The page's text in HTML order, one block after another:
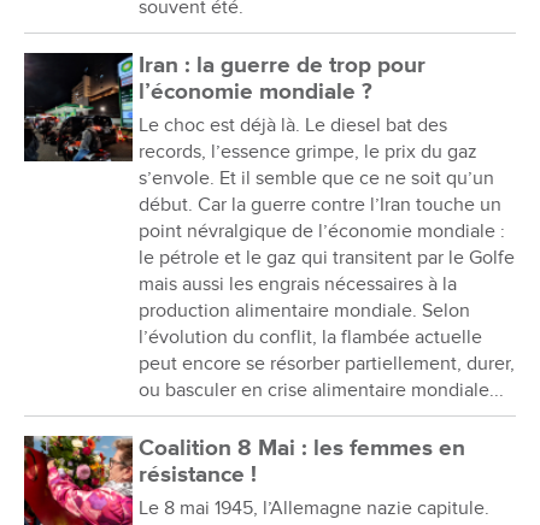
souvent été.
Iran : la guerre de trop pour
l’économie mondiale ?
Le choc est déjà là. Le diesel bat des
records, l’essence grimpe, le prix du gaz
s’envole. Et il semble que ce ne soit qu’un
début. Car la guerre contre l’Iran touche un
point névralgique de l’économie mondiale :
le pétrole et le gaz qui transitent par le Golfe
mais aussi les engrais nécessaires à la
production alimentaire mondiale. Selon
l’évolution du conflit, la flambée actuelle
peut encore se résorber partiellement, durer,
ou basculer en crise alimentaire mondiale...
Coalition 8 Mai : les femmes en
résistance !
Le 8 mai 1945, l’Allemagne nazie capitule.